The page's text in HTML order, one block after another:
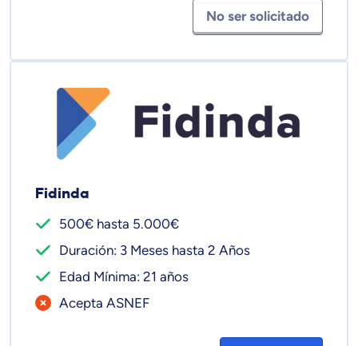
No ser solicitado
Fidinda
500€ hasta 5.000€
Duración: 3 Meses hasta 2 Años
Edad Mínima: 21 años
Acepta ASNEF